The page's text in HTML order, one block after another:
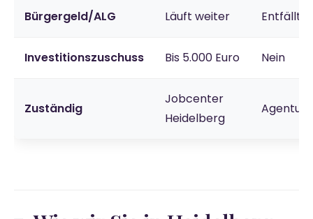
Bürgergeld/ALG Läuft weiter Entfällt
Investitionszuschuss Bis 5.000 Euro Nein
Zuständig
Jobcenter
Heidelberg
Agentur